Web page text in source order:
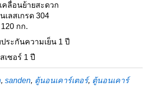
คลื่อนย้ายสะดวก
เลสเกรด 304
กก.
ระกันความเย็น 1 ปี
เซอร์ 1 ปี
, sanden, ตู้นอนเคาร์เตอร์, ตู้นอนเคาร์